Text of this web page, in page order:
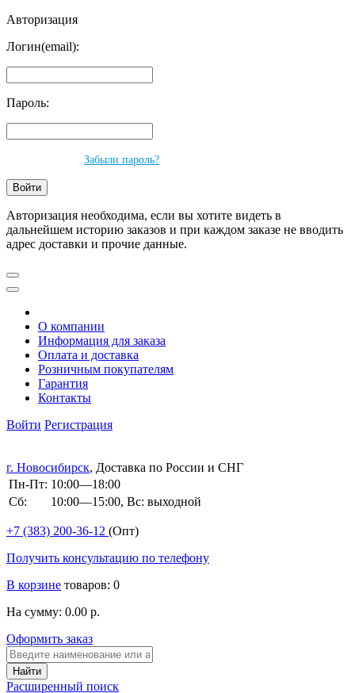
Авторизация
Логин(email):
Пароль:
Забыли пароль?
Авторизация необходима, если вы хотите видеть в
дальнейшем историю заказов и при каждом заказе не вводить
адрес доставки и прочие данные.
О компании
Информация для заказа
Оплата и доставка
Розничным покупателям
Гарантия
Контакты
Войти Регистрация
г. Новосибирск, Доставка по России и СНГ
Пн-Пт: 10:00—18:00
Сб:
10:00—15:00, Вс: выходной
+7 (383) 200-36-12 (Опт)
Получить консультацию по телефону
В корзине товаров: 0
На сумму: 0.00 р.
Оформить заказ
Расширенный поиск